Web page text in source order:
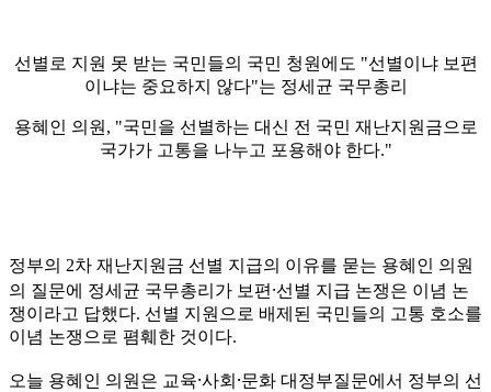
선별로 지원 못 받는 국민들의 국민 청원에도 "선별이냐 보편
이냐는 중요하지 않다"는 정세균 국무총리
용혜인 의원, "국민을 선별하는 대신 전 국민 재난지원금으로
국가가 고통을 나누고 포용해야 한다."
정부의 2차 재난지원금 선별 지급의 이유를 묻는 용혜인 의원
의 질문에 정세균 국무총리가 보편 ⸱선별 지급 논쟁은 이념 논
쟁이라고 답했다. 선별 지원으로 배제된 국민들의 고통 호소를
이념 논쟁으로 폄훼한 것이다.
오늘 용혜인 의원은 교육⸱사회 ⸱문화 대정부질문에서 정부의 선